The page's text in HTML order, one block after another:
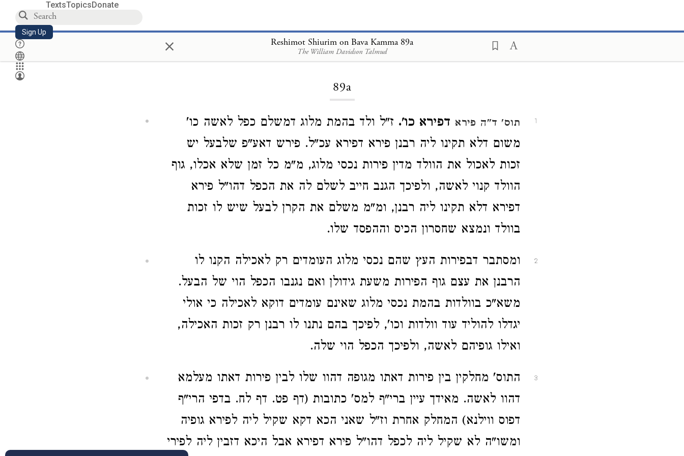
TextsTopicsDonate
Sign Up × Reshimot Shiurim on Bava Kamma 89a
The William Davidson Talmud
Loading...
89a
1 תוס' ד"ה פירא דפירא כו'. ז"ל ולד בהמת מלוג דמשלם כפל לאשה כו'
משום דלא תקינו ליה רבנן פירא דפירא עכ"ל. פירש דאע"פ שלבעל יש
זכות לאכול את הוולד מדין פירות נכסי מלוג, מ"מ כל זמן שלא אכלו, גוף
הוולד קנוי לאשה, ולפיכך הגנב חייב לשלם לה את הכפל דהו"ל פירא
דפירא דלא תקינו ליה רבנן, ומ"מ משלם את הקרן לבעל שיש לו זכות
בוולד ונמצא שחסרון הכיס וההפסד שלו.
2
ומסתבר דבפירות העץ שהם נכסי מלוג העומדים רק לאכילה הקנו לו
הרבנן את עצם גוף הפירות משעת גידולן ואם נגנבו הכפל הוי של הבעל.
משא"כ בוולדות בהמת נכסי מלוג שאינם עומדים דוקא לאכילה כי אולי
יגדלו להוליד עוד וולדות וכו', לפיכך בהם נתנו לו רבנן רק זכות האכילה,
ואילו גופיהם לאשה, ולפיכך הכפל הוי שלה.
3
התוס' מחלקין בין פירות דאתו מגופה דהוו שלו לבין פירות דאתו מעלמא
דהוו לאשה. מאידך עיין ברי"ף למס' כתובות (דף פט. דף לח. בדפי הרי"ף
דפוס ווילנא) המחלק אחרת וז"ל שאני הכא דקא שקיל ליה לפירא גופיה
ומשו"ה לא שקיל ליה לכפל דהו"ל פירא דפירא אבל היכא דזבין ליה לפירי